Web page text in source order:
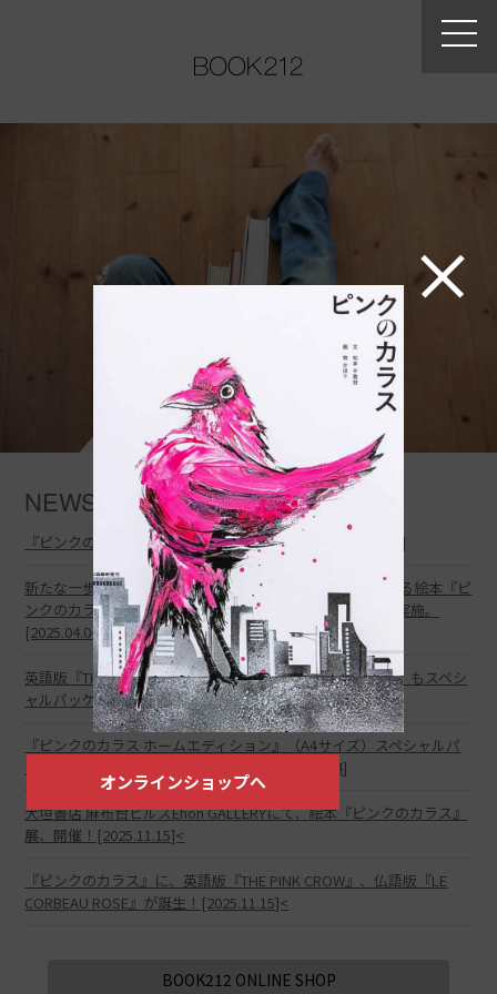
オンラインショップへ
NEWS
『ピンクのカラス ポストカード』、新発売。[2025.07.01]
新たな一歩を踏み出す人の心に届けたい、自分を好きになる絵本『ピ
ンクのカラス』。2025年4月1日(火)より応援キャンペーン実施。
[2025.04.04]
英語版『THE PINK CROW』、仏語版『LE CORBEAU ROSE』もスペシ
ャルパッケージ販売スタート！[2025.02.13]
『ピンクのカラス ホームエディション』（A4サイズ）スペシャルパ
ッケージ、好評につき、定番商品に。[2025.02.04]
大垣書店 麻布台ヒルズEhon GALLERYにて、絵本『ピンクのカラス』
展、開催！[2025.11.15]<
『ピンクのカラス』に、英語版『THE PINK CROW』、仏語版『LE
CORBEAU ROSE』が誕生！[2025.11.15]<
BOOK212 ONLINE SHOP